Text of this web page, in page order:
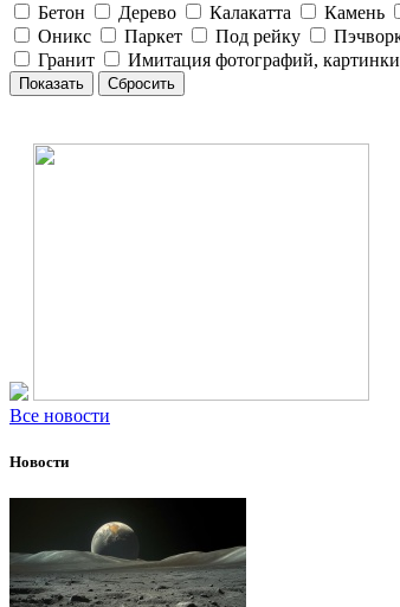
Бетон
Дерево Калакатта Камень
Оникс
Паркет Под рейку
Гранит
Имитация фотографий, картинки
Все новости
Новости